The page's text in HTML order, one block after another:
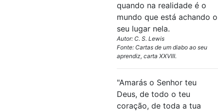
quando na realidade é o
mundo que está achando o
seu lugar nela.
Autor: C. S. Lewis
Fonte: Cartas de um diabo ao seu
aprendiz, carta XXVIII.
"Amarás o Senhor teu
Deus, de todo o teu
coração, de toda a tua